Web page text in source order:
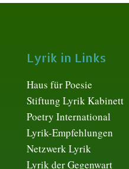
Lyrik in Links
Haus für Poesie
Stiftung Lyrik Kabinett
Poetry International
Lyrik-Empfehlungen
Netzwerk Lyrik
Lyrik der Gegenwart